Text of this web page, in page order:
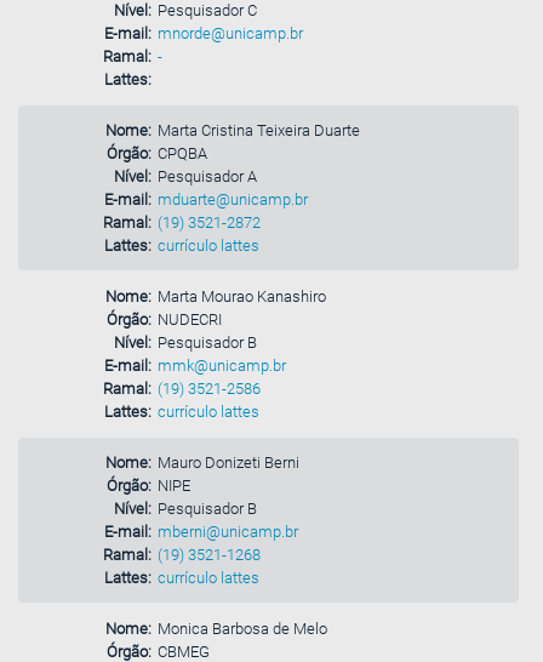
Nível: Pesquisador C
E-mail: mnorde@unicamp.br
Ramal: -
Lattes:
Nome: Marta Cristina Teixeira Duarte
Órgão: CPQBA
Nível: Pesquisador A
E-mail: mduarte@unicamp.br
Ramal: (19) 3521-2872
Lattes: currículo lattes
Nome: Marta Mourao Kanashiro
Órgão: NUDECRI
Nível: Pesquisador B
E-mail: mmk@unicamp.br
Ramal: (19) 3521-2586
Lattes: currículo lattes
Nome: Mauro Donizeti Berni
Órgão: NIPE
Nível: Pesquisador B
E-mail: mberni@unicamp.br
Ramal: (19) 3521-1268
Lattes: currículo lattes
Nome: Monica Barbosa de Melo
Órgão: CBMEG